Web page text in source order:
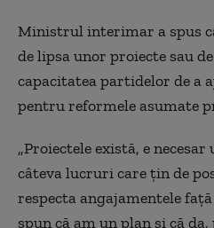
Ministrul interimar a spus
de lipsa unor proiecte sau
capacitatea partidelor de a
pentru reformele asumate
„Proiectele există, e
câteva lucruri care țin de
respecta angajamentele față
spun că am un plan și că